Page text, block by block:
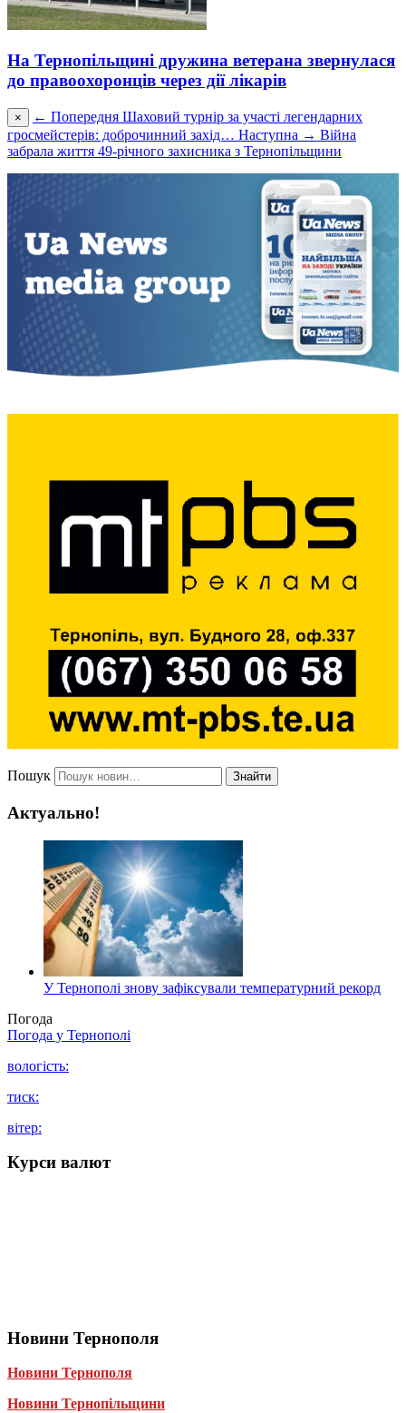
На Тернопільщині дружина ветерана звернулася
до правоохоронців через дії лікарів
× ← Попередня Шаховий турнір за участі легендарних
гросмейстерів: доброчинний захід… Наступна → Війна
забрала життя 49-річного захисника з Тернопільщини
Пошук Знайти
Актуально!
У Тернополі знову зафіксували температурний рекорд
Погода
Погода у Тернополі
вологість:
тиск:
вітер:
Курси валют
Новини Тернополя
Новини Тернополя
Новини Тернопільщини